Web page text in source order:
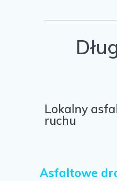
Lokalny
ruchu
Asfaltowe